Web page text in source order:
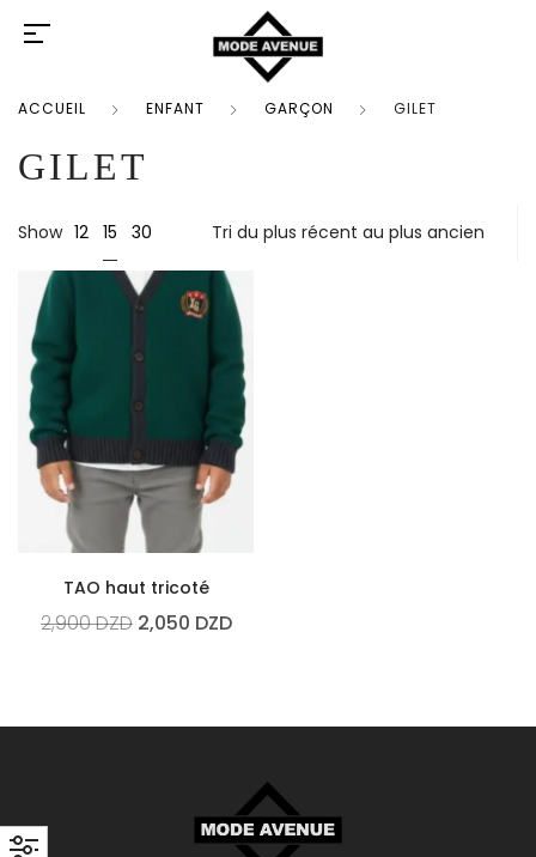
ACCUEIL ENFANT GARÇON GILET
GILET
Show 12 15 30
TAO haut tricoté
2,900DZD 2,050 DZD